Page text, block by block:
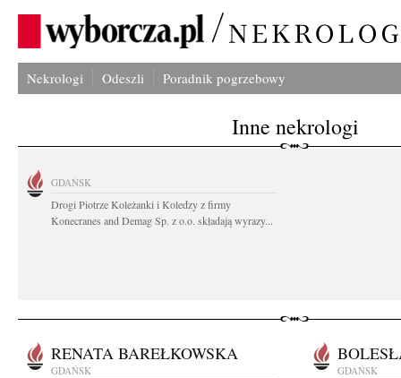
Nekrologi Odeszli Poradnik pogrzebowy
Inne nekrologi
GDAŃSK
Drogi Piotrze Koleżanki i Koledzy z firmy
Konecranes and Demag Sp. z o.o. składają wyrazy...
RENATA BAREŁKOWSKA
GDAŃSK GDAŃSK